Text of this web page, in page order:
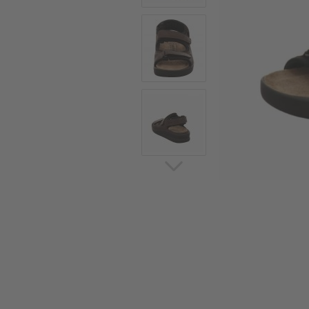
Jagdschuhe
Jagdschuhe für Damen
Zwiegenähte Jagdschuhe